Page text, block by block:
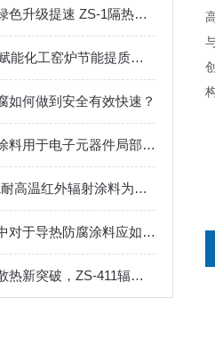
建材窑炉绿色升级提速 ZS-1隔热保温涂料赋能陶瓷回转窑长效稳产节能
ZS-1涂料赋能化工窑炉节能提质升级
如何做到安全有效快速？
吸波增热涂料用于电子元器件局部热管理的可行性探索
ZS－1061耐高温红外辐射涂料为什么具有防结焦功能？
日常使用中对于导热防腐涂料应如何储存
工业机柜散热新突破，ZS-411辐射散热涂料（150℃）筑牢高温运行防线